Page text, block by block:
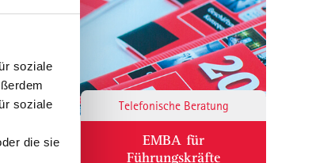
soziale
soziale
die sie
Telefonische Beratung
EMBA für
Führungskräfte